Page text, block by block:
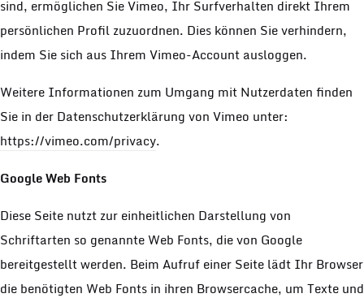
sind, ermöglichen Sie Vimeo, Ihr Surfverhalten direkt Ihrem
persönlichen Profil zuzuordnen. Dies können Sie verhindern,
indem Sie sich aus Ihrem Vimeo-Account ausloggen.
Weitere Informationen zum Umgang mit Nutzerdaten finden
Sie in der Datenschutzerklärung von Vimeo unter:
https://vimeo.com/privacy.
Google Web Fonts
Diese Seite nutzt zur einheitlichen Darstellung von
Schriftarten so genannte Web Fonts, die von Google
bereitgestellt werden. Beim Aufruf einer Seite lädt Ihr Browser
die benötigten Web Fonts in ihren Browsercache, um Texte und